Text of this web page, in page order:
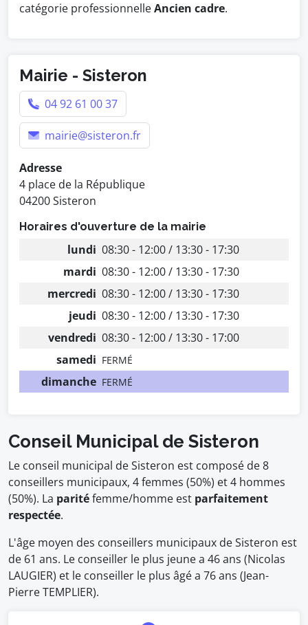
catégorie professionnelleAncien cadre.
Mairie - Sisteron
04 92 61 00 37
mairie@sisteron.fr
Adresse
4 place de la République
04200 Sisteron
Horaires d'ouverture de la mairie
lundi 08:30 - 12:00 / 13:30 - 17:30
mardi 08:30 - 12:00 / 13:30 - 17:30
mercredi 08:30 - 12:00 / 13:30 - 17:30
jeudi 08:30 - 12:00 / 13:30 - 17:30
vendredi 08:30 - 12:00 / 13:30 - 17:00
samedi FERMÉ
dimanche FERMÉ
Conseil Municipal de Sisteron
Le conseil municipal de Sisteron est composé de 8
conseillers municipaux, 4 femmes (50%) et 4 hommes
(50%). La paritéfemme/homme est parfaitement
respectée.
L'âge moyen des conseillers municipaux de Sisteron est
de 61 ans. Le conseiller le plus jeune a 46 ans (Nicolas
LAUGIER) et le conseiller le plus âgé a 76 ans (Jean-
Pierre TEMPLIER).